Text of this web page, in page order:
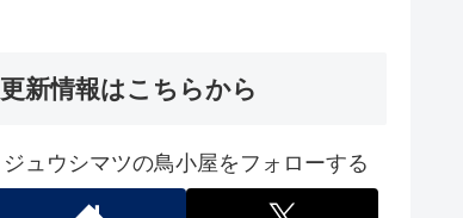
更新情報はこちらから
ジュウシマツの鳥小屋をフォローする